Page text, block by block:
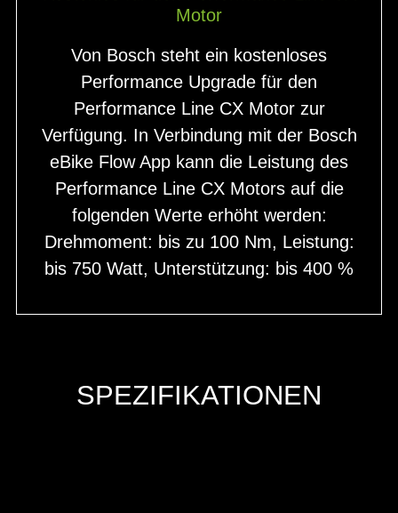
Motor
Von Bosch steht ein kostenloses
Performance Upgrade für den
Performance Line CX Motor zur
Verfügung. In Verbindung mit der Bosch
eBike Flow App kann die Leistung des
Performance Line CX Motors auf die
folgenden Werte erhöht werden:
Drehmoment: bis zu 100 Nm, Leistung:
bis 750 Watt, Unterstützung: bis 400 %
SPEZIFIKATIONEN